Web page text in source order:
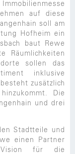
auf diese
soll am
Hofheim ein
baut Rewe
Räumlichkeiten
sollen das
inklusive
zusätzlich
Die
und drei
Stadtteile und
einen Partner
für die